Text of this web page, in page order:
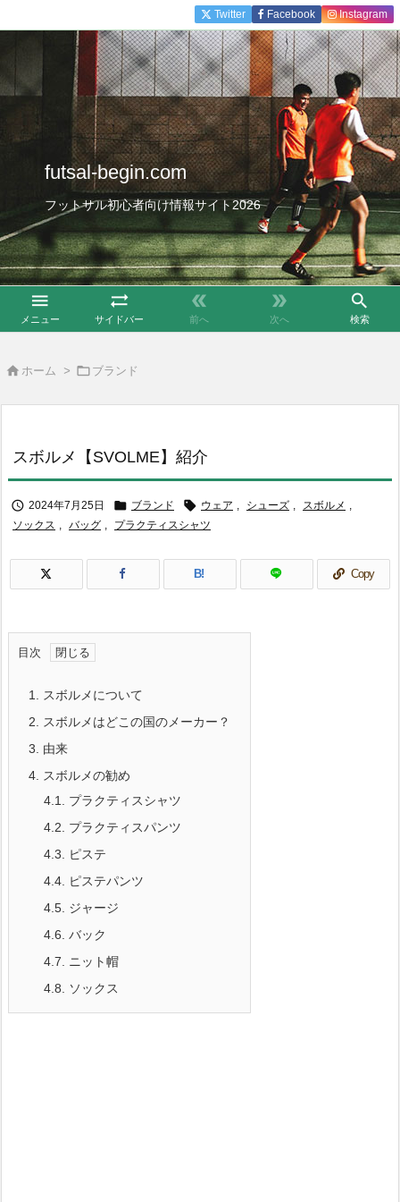
futsal-begin.com
フットサル初心者向け情報サイト2026

メニュー

サイドバー

前へ

次へ

検索
Twitter Facebook Instagram
 ホーム >  ブランド
スボルメ【SVOLME】紹介
 2024年7月25日  ブランド  ウェア , シューズ , スボルメ ,
ソックス , バッグ , プラクティスシャツ
B! Copy
目次
1.
スボルメについて
2.
スボルメはどこの国のメーカー？
3.
由来
4.
スボルメの勧め
4.1.
プラクティスシャツ
4.2.
プラクティスパンツ
4.3.
ピステ
4.4.
ピステパンツ
4.5. ジャージ
4.6. バック
4.7.
ニット帽
4.8.
ソックス